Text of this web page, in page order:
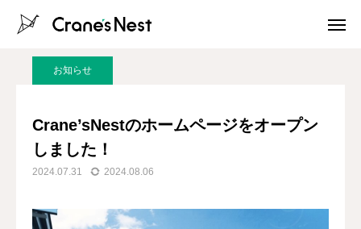
お知らせ・最新情報
お知らせ
Crane’sNestのホームページをオープン
しました！
2024.07.31 2024.08.06
お問い合わせ